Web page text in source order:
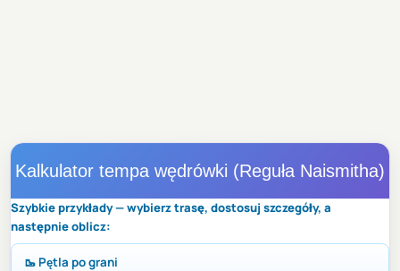
Kalkulator tempa wędrówki (Reguła Naismitha)
Szybkie przykłady — wybierz trasę, dostosuj szczegóły, a
następnie oblicz:
🥾 Pętla po grani